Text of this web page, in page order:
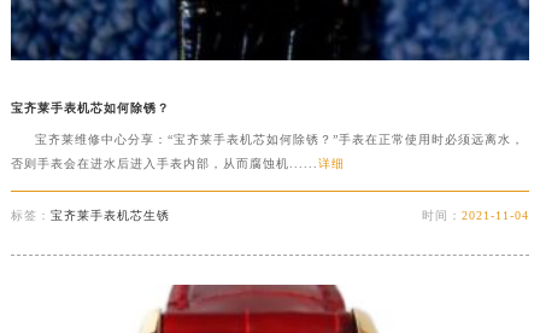
宝齐莱手表机芯如何除锈？
宝齐莱维修中心分享：“宝齐莱手表机芯如何除锈？”手表在正常使用时必须远离水，
否则手表会在进水后进入手表内部，从而腐蚀机...... 详细
标签： 宝齐莱手表机芯生锈 时间：2021-11-04